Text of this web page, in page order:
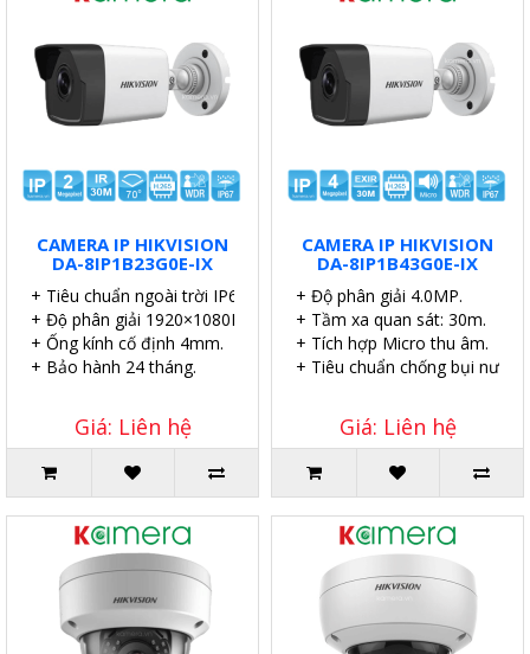
CAMERA IP HIKVISION
DA-8IP1B23G0E-IX
+ Tiêu chuẩn ngoài trời IP67.
+ Độ phân giải 1920×1080P.
+ Ống kính cố định 4mm.
+ Bảo hành 24 tháng.
Giá: Liên hệ
CAMERA IP HIKVISION
DA-8IP1B43G0E-IX
+ Độ phân giải 4.0MP.
+ Tầm xa quan sát: 30m.
+ Tích hợp Micro thu âm.
+ Tiêu chuẩn chống bụi nước
Giá: Liên hệ